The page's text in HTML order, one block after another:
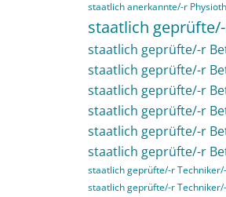
staatlich anerkannte/-r
staatlich
staatlich geprüfte/-r
staatlich geprüfte/-r
staatlich geprüfte/-r
staatlich geprüfte/-r
staatlich geprüfte/-r
staatlich geprüfte/-r
staatlich geprüfte/-r
staatlich geprüfte/-r